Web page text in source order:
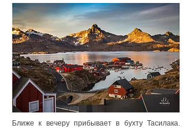
Ближе к вечеру прибывает в бухту Тасилака.